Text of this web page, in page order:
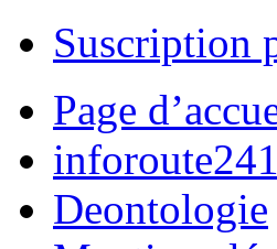
Suscription
Page
inforoute241
Deontologie